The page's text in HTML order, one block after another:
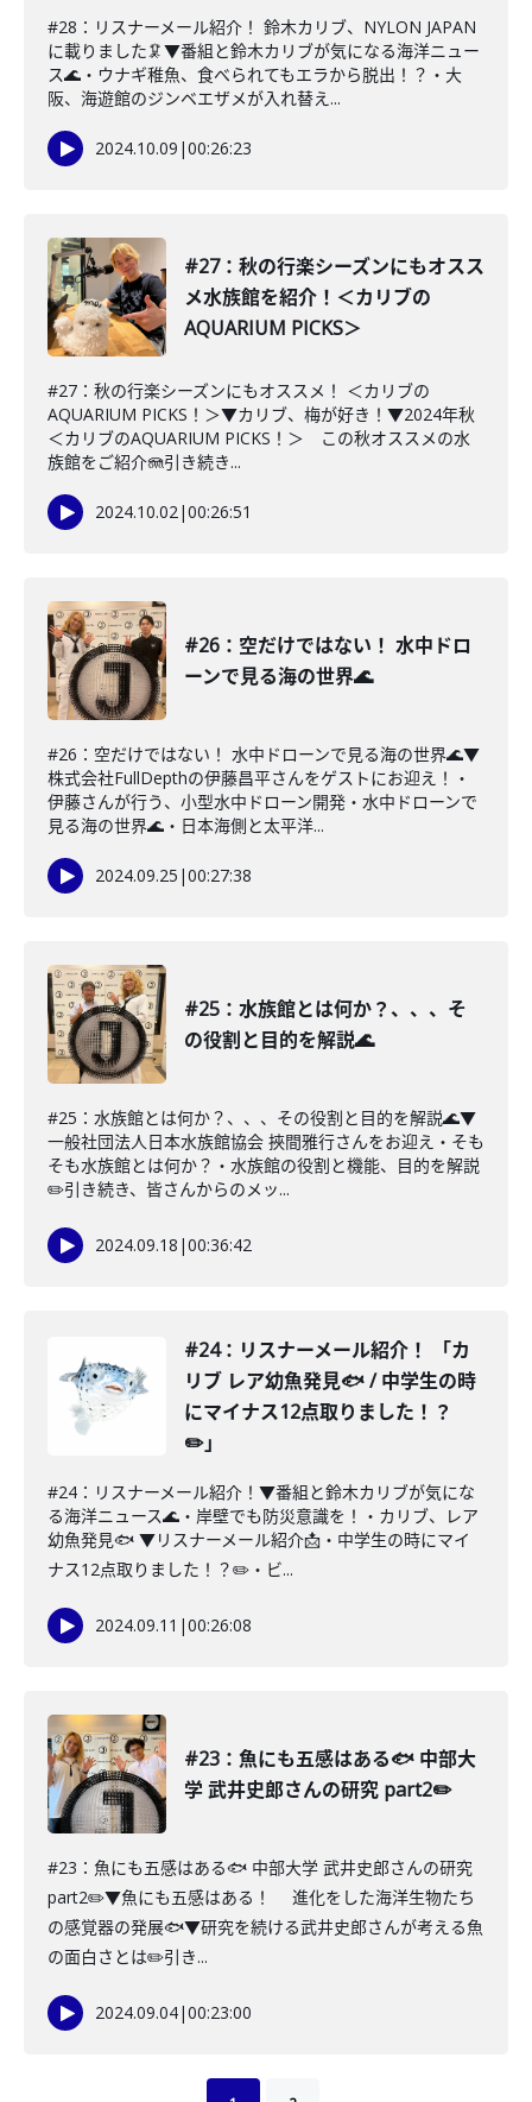
#28：リスナーメール紹介！ 鈴木カリブ、NYLON JAPAN
に載りました🦑▼番組と鈴木カリブが気になる海洋ニュー
ス🌊・ウナギ稚魚、食べられてもエラから脱出！？・大
阪、海遊館のジンベエザメが入れ替え...
2024.10.09 |00:26:23
#27：秋の行楽シーズンにもオスス
メ水族館を紹介！＜カリブの
AQUARIUM PICKS＞
#27：秋の行楽シーズンにもオススメ！ ＜カリブの
AQUARIUM PICKS！＞▼カリブ、梅が好き！▼2024年秋
＜カリブのAQUARIUM PICKS！＞ この秋オススメの水
族館をご紹介🪼引き続き...
2024.10.02|00:26:51
#26：空だけではない！ 水中ドロ
ーンで見る海の世界🌊
#26：空だけではない！ 水中ドローンで見る海の世界🌊▼
株式会社FullDepthの伊藤昌平さんをゲストにお迎え！・
伊藤さんが行う、小型水中ドローン開発・水中ドローンで
見る海の世界🌊・日本海側と太平洋...
2024.09.25 |00:27:38
#25：水族館とは何か？、、、そ
の役割と目的を解説🌊
#25：水族館とは何か？、、、その役割と目的を解説🌊▼
一般社団法人日本水族館協会 挾間雅行さんをお迎え・そも
そも水族館とは何か？・水族館の役割と機能、目的を解説
✏️引き続き、皆さんからのメッ...
2024.09.18 |00:36:42
#24：リスナーメール紹介！ 「カ
リブ レア幼魚発見🐟 / 中学生の時
にマイナス12点取りました！？
✏️」
#24：リスナーメール紹介！▼番組と鈴木カリブが気にな
る海洋ニュース🌊・岸壁でも防災意識を！・カリブ、レア
幼魚発見🐟 ▼リスナーメール紹介📩・中学生の時にマイ
ナス12点取りました！？✏️・ビ...
2024.09.11 |00:26:08
#23：魚にも五感はある🐟 中部大
学 武井史郎さんの研究 part2✏️
#23：魚にも五感はある🐟 中部大学 武井史郎さんの研究
part2✏️▼魚にも五感はある！ 進化をした海洋生物たち
の感覚器の発展🐟▼研究を続ける武井史郎さんが考える魚
の面白さとは✏️引き...
2024.09.04|00:23:00